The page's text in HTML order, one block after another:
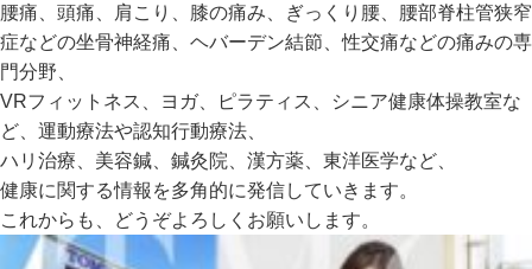
腰痛、頭痛、肩こり、膝の痛み、ぎっくり腰、腰部脊柱管狭窄
症などの坐骨神経痛、ヘバーデン結節、性交痛などの痛みの専
門分野、
VRフィットネス、ヨガ、ピラティス、シニア健康体操教室な
ど、運動療法や認知行動療法、
ハリ治療、美容鍼、鍼灸院、漢方薬、東洋医学など、
健康に関する情報を多角的に発信していきます。
これからも、どうぞよろしくお願いします。